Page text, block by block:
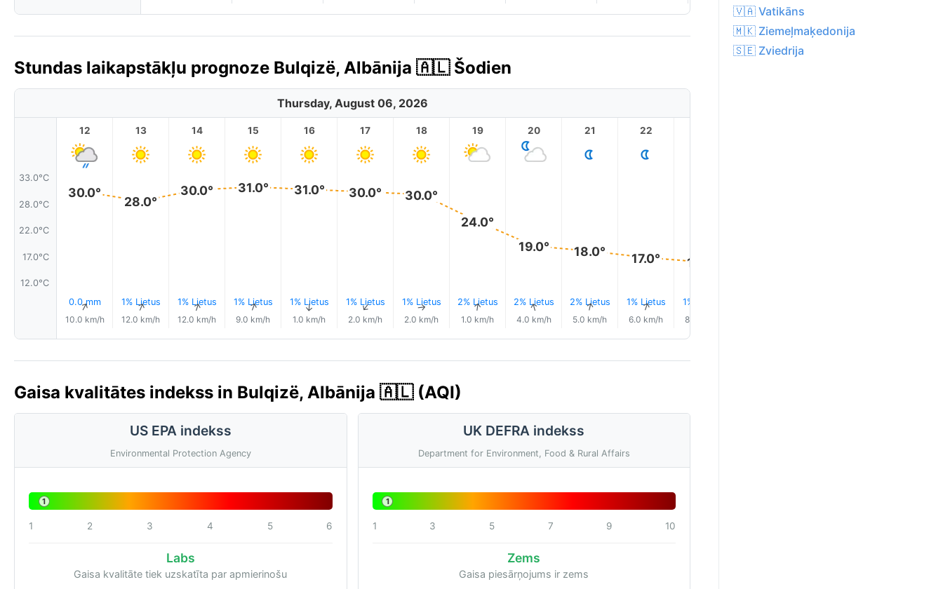
Stundas laikapstākļu prognoze Bulqizë, Albānija 🇦🇱 Šodien
Thursday, August 06, 2026
33.0°C
28.0°C
22.0°C
17.0°C
12.0°C
12
30.0°
0.0 mm
↑
10.0 km/h
13
28.0°
1% Lietus
↑
12.0 km/h
14
30.0°
1% Lietus
↑
12.0 km/h
15
31.0°
1% Lietus
↑
9.0 km/h
16
31.0°
1% Lietus
↑
1.0 km/h
17
30.0°
1% Lietus
↑
2.0 km/h
18
30.0°
1% Lietus
↑
2.0 km/h
19
24.0°
2% Lietus
↑
1.0 km/h
20
19.0°
2% Lietus
↑
4.0 km/h
21
18.0°
2% Lietus
↑
5.0 km/h
22
17.0°
1% Lietus
↑
6.0 km/h
16.0°
1% Lietus
8.0 km/h
Gaisa kvalitātes indekss in Bulqizë, Albānija 🇦🇱 (AQI)
US EPA indekss
Environmental Protection Agency
1
1 2 3 4 5 6
Labs
Gaisa kvalitāte tiek uzskatīta par apmierinošu
UK DEFRA indekss
Department for Environment, Food & Rural Affairs
1
1 3 5 7 9 10
Zems
Gaisa piesārņojums ir zems
🇻🇦 Vatikāns
🇲🇰 Ziemeļmaķedonija
🇸🇪 Zviedrija